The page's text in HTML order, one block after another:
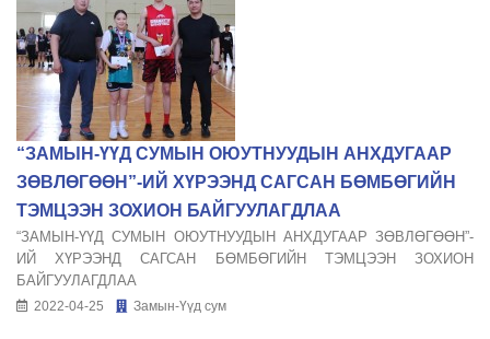
“ЗАМЫН-ҮҮД СУМЫН ОЮУТНУУДЫН АНХДУГААР
ЗӨВЛӨГӨӨН”-ИЙ ХҮРЭЭНД САГСАН БӨМБӨГИЙН
ТЭМЦЭЭН ЗОХИОН БАЙГУУЛАГДЛАА
“ЗАМЫН-ҮҮД СУМЫН ОЮУТНУУДЫН АНХДУГААР ЗӨВЛӨГӨӨН”-
ИЙ ХҮРЭЭНД САГСАН БӨМБӨГИЙН ТЭМЦЭЭН ЗОХИОН
БАЙГУУЛАГДЛАА
2022-04-25 Замын-Үүд сум